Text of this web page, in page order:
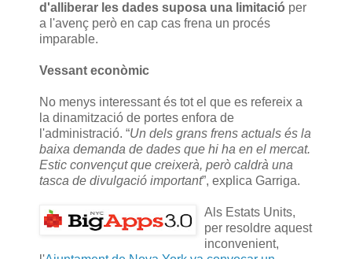
d'alliberar les dades suposa una limitació per
a l'avenç però en cap cas frena un procés
imparable.
Vessant econòmic
No menys interessant és tot el que es refereix a
la dinamització de portes enfora de
l'administració. “Un dels grans frens actuals és la
baixa demanda de dades que hi ha en el mercat.
Estic convençut que creixerà, però caldrà una
tasca de divulgació important”, explica Garriga.
Als Estats Units,
per resoldre aquest
inconvenient,